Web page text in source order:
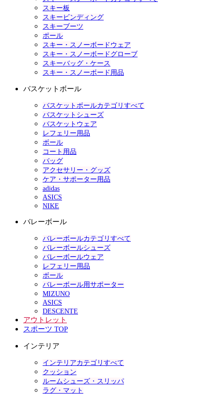
スキー板
スキービンディング
スキーブーツ
ポール
スキー・スノーボードウェア
スキー・スノーボードグローブ
スキーバッグ・ケース
スキー・スノーボード用品
バスケットボール
バスケットボールカテゴリすべて
バスケットシューズ
バスケットウェア
レフェリー用品
ボール
コート用品
バッグ
アクセサリー・グッズ
ケア・サポーター用品
adidas
ASICS
NIKE
バレーボール
バレーボールカテゴリすべて
バレーボールシューズ
バレーボールウェア
レフェリー用品
ボール
バレーボール用サポーター
MIZUNO
ASICS
DESCENTE
アウトレット
スポーツ TOP
インテリア
インテリアカテゴリすべて
クッション
ルームシューズ・スリッパ
ラグ・マット